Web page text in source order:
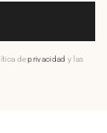
deprivacidad y las